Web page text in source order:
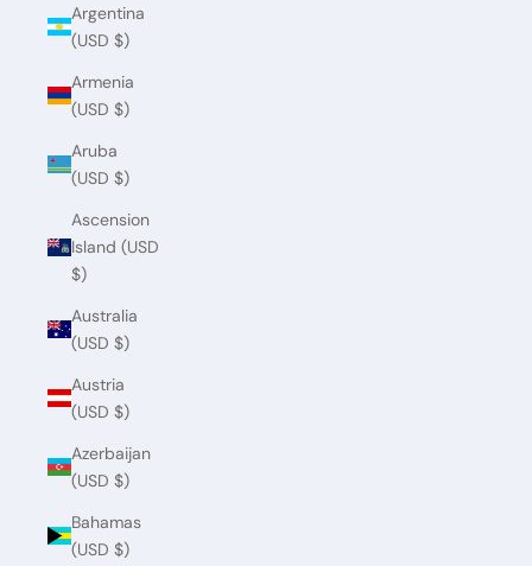
Argentina
(USD $)
Armenia
(USD $)
Aruba
(USD $)
Ascension
Island (USD
$)
Australia
(USD $)
Austria
(USD $)
Azerbaijan
(USD $)
Bahamas
(USD $)